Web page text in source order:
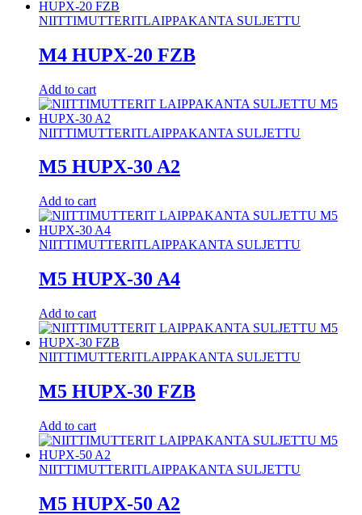
NIITTIMUTTERITLAIPPAKANTA SULJETTU
M4 HUPX-20 FZB
Add to cart
NIITTIMUTTERITLAIPPAKANTA SULJETTU
M5 HUPX-30 A2
Add to cart
NIITTIMUTTERITLAIPPAKANTA SULJETTU
M5 HUPX-30 A4
Add to cart
NIITTIMUTTERITLAIPPAKANTA SULJETTU
M5 HUPX-30 FZB
Add to cart
NIITTIMUTTERITLAIPPAKANTA SULJETTU
M5 HUPX-50 A2